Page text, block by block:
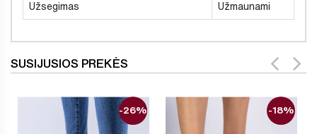
Užsegimas Užmaunami
SUSIJUSIOS PREKĖS
-26% -18%